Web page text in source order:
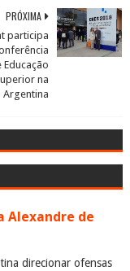
PRÓXIMA
participa
Educação
na
Argentina
Alexandre de
direcionar ofensas